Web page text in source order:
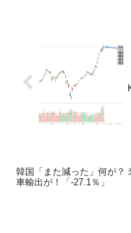
韓国「また減った」何が？
車輸出が！「-27.1％」